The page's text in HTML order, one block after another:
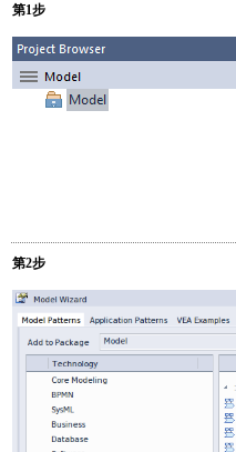
第1步
第2步